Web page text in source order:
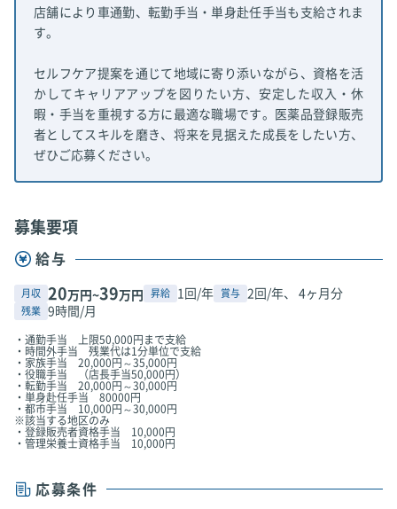
店舗により車通勤、転勤手当・単身赴任手当も支給されま
す。
セルフケア提案を通じて地域に寄り添いながら、資格を活
かしてキャリアアップを図りたい方、安定した収入・休
暇・手当を重視する方に最適な職場です。医薬品登録販売
者としてスキルを磨き、将来を見据えた成長をしたい方、
ぜひご応募ください。
募集要項
給与
月収 20万円~39万円 昇給 1回/年 賞与 2回/年、 4ヶ月分
残業 9時間/月
・通勤手当 上限50,000円まで支給
・時間外手当 残業代は1分単位で支給
・家族手当 20,000円～35,000円
・役職手当 （店長手当50,000円）
・転勤手当 20,000円～30,000円
・単身赴任手当 80000円
・都市手当 10,000円～30,000円
※該当する地区のみ
・登録販売者資格手当 10,000円
・管理栄養士資格手当 10,000円
応募条件